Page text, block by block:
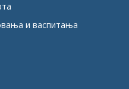
и васпитања